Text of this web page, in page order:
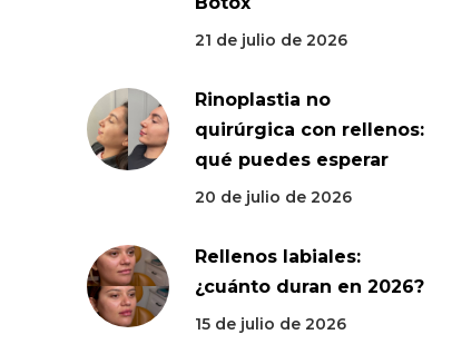
21 de julio de 2026
Rinoplastia no
quirúrgica con rellenos:
qué puedes esperar
20 de julio de 2026
Rellenos labiales:
¿cuánto duran en 2026?
15 de julio de 2026